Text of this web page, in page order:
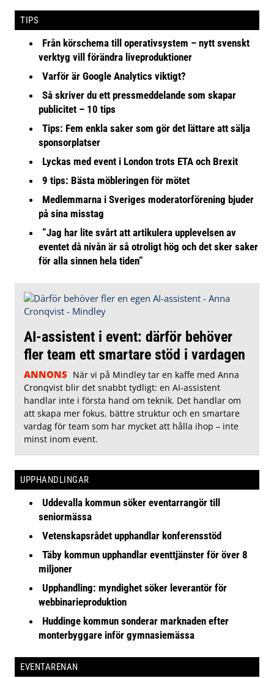
TIPS
Från körschema till operativsystem – nytt svenskt
verktyg vill förändra liveproduktioner
Varför är Google Analytics viktigt?
Så skriver du ett pressmeddelande som skapar
publicitet – 10 tips
Tips: Fem enkla saker som gör det lättare att sälja
sponsorplatser
Lyckas med event i London trots ETA och Brexit
9 tips: Bästa möbleringen för mötet
Medlemmarna i Sveriges moderatorförening bjuder
på sina misstag
”Jag har lite svårt att artikulera upplevelsen av
eventet då nivån är så otroligt hög och det sker saker
för alla sinnen hela tiden”
AI-assistent i event: därför behöver
fler team ett smartare stöd i vardagen
ANNONS När vi på Mindley tar en kaffe med Anna
Cronqvist blir det snabbt tydligt: en AI-assistent
handlar inte i första hand om teknik. Det handlar om
att skapa mer fokus, bättre struktur och en smartare
vardag för team som har mycket att hålla ihop – inte
minst inom event.
UPPHANDLINGAR
Uddevalla kommun söker eventarrangör till
seniormässa
Vetenskapsrådet upphandlar konferensstöd
Täby kommun upphandlar eventtjänster för över 8
miljoner
Upphandling: myndighet söker leverantör för
webbinarieproduktion
Huddinge kommun sonderar marknaden efter
monterbyggare inför gymnasiemässa
EVENTARENAN